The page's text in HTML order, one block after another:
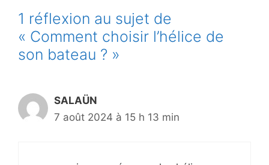
1 réflexion au sujet de
« Comment choisir l’hélice de
son bateau ? »
SALAÜN
7 août 2024 à 15 h 13 min